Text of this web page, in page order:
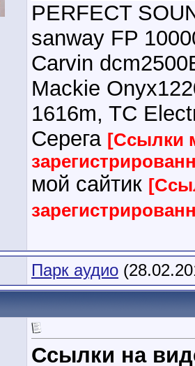
PERFECT
sanway FP
Carvin
Mackie
1616m, TC
Серега [Ссылки
мой сайтик
Парк аудио
Ссылки на